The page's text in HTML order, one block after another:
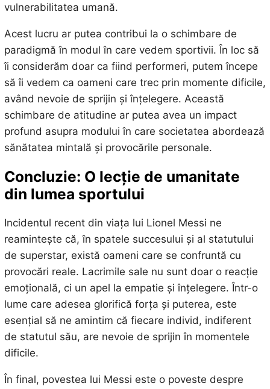
vulnerabilitatea umană.
Acest lucru ar putea contribui la o schimbare de
paradigmă în modul în care vedem sportivii. În loc să
îi considerăm doar ca fiind performeri, putem începe
să îi vedem ca oameni care trec prin momente dificile,
având nevoie de sprijin și înțelegere. Această
schimbare de atitudine ar putea avea un impact
profund asupra modului în care societatea abordează
sănătatea mintală și provocările personale.
Concluzie: O lecție de umanitate
din lumea sportului
Incidentul recent din viața lui Lionel Messi ne
reamintește că, în spatele succesului și al statutului
de superstar, există oameni care se confruntă cu
provocări reale. Lacrimile sale nu sunt doar o reacție
emoțională, ci un apel la empatie și înțelegere. Într-o
lume care adesea glorifică forța și puterea, este
esențial să ne amintim că fiecare individ, indiferent
de statutul său, are nevoie de sprijin în momentele
dificile.
În final, povestea lui Messi este o poveste despre